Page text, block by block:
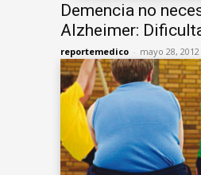
Demencia no
Alzheimer:
reportemedico - mayo 28, 2012